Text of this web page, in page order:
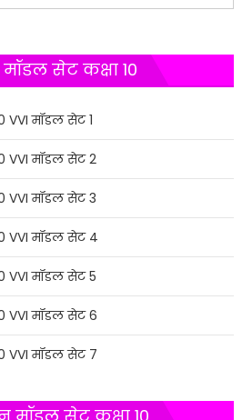
मॉडल सेट कक्षा 10
VVI मॉडल सेट 1
VVI मॉडल सेट 2
VVI मॉडल सेट 3
VVI मॉडल सेट 4
VVI मॉडल सेट 5
VVI मॉडल सेट 6
VVI मॉडल सेट 7